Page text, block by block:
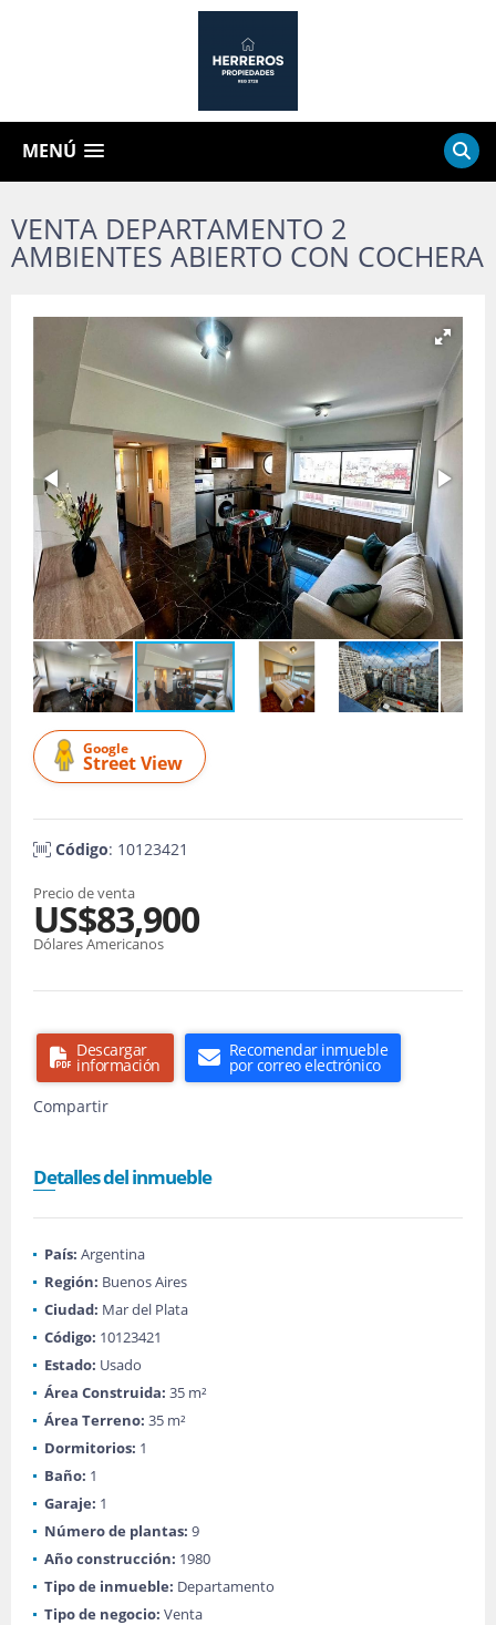
MENÚ
VENTA DEPARTAMENTO 2
AMBIENTES ABIERTO CON COCHERA
Google
Street View
Código: 10123421
Precio de venta
US$83,900
Dólares Americanos
Descargar
información
Recomendar inmueble
por correo electrónico
Compartir
Detalles del inmueble
País: Argentina
Región: Buenos Aires
Ciudad: Mar del Plata
Código: 10123421
Estado: Usado
Área Construida: 35 m²
Área Terreno: 35 m²
Dormitorios: 1
Baño: 1
Garaje: 1
Número de plantas: 9
Año construcción: 1980
Tipo de inmueble: Departamento
Tipo de negocio: Venta